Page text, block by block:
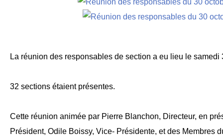
La réunion des responsables de section a eu lieu le samedi
32 sections étaient présentes.
Cette réunion animée par Pierre Blanchon, Directeur, en
Président, Odile Boissy, Vice- Présidente, et des Membres